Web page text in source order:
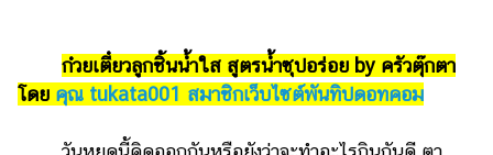
มือ
ถือ
ก๋วยเตี๋ยวลูกชิ้นน้ำใส สูตรน้ำซุปอร่อย by ครัวตุ๊กตา
โดย คุณ tukata001 สมาชิกเว็บไซต์พันทิปดอทคอม